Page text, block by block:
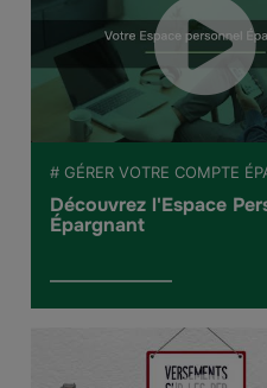
# GÉRER VOTRE COMPTE
Découvrez l'Espace
Épargnant